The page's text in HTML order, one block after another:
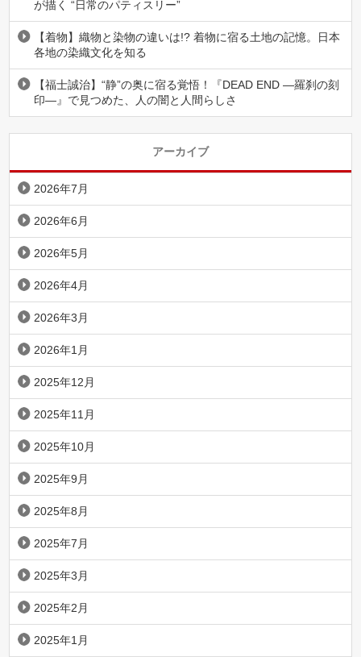
が描く “日常のパティスリー”
【着物】織物と染物の違いは!? 着物に宿る土地の記憶。日本
各地の染織文化を知る
【福士誠治】“静”の奥に宿る覚悟！『DEAD END ―羅刹の刻
印―』で見つめた、人の闇と人間らしさ
アーカイブ
2026年7月
2026年6月
2026年5月
2026年4月
2026年3月
2026年1月
2025年12月
2025年11月
2025年10月
2025年9月
2025年8月
2025年7月
2025年3月
2025年2月
2025年1月